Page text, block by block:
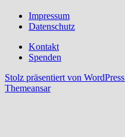
Impressum
Datenschutz
Kontakt
Spenden
Stolz präsentiert von WordPress
Themeansar